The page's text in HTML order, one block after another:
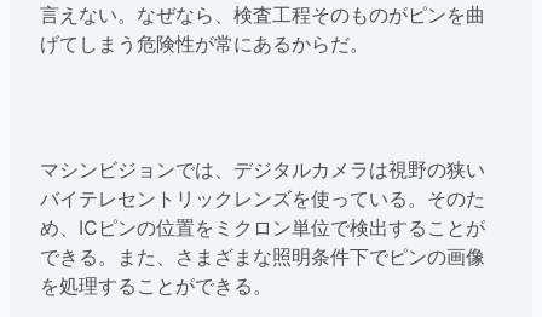
言えない。なぜなら、検査工程そのものがピンを曲
げてしまう危険性が常にあるからだ。
マシンビジョンでは、デジタルカメラは視野の狭い
バイテレセントリックレンズを使っている。そのた
め、ICピンの位置をミクロン単位で検出することが
できる。また、さまざまな照明条件下でピンの画像
を処理することができる。